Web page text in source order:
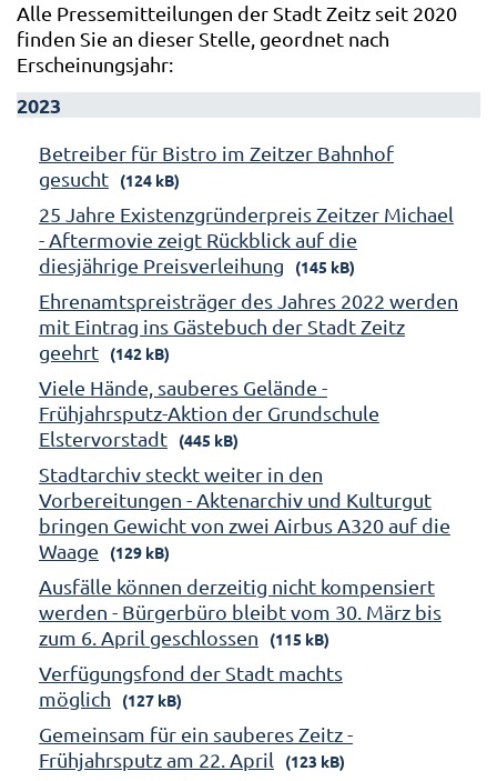
Alle Pressemitteilungen der Stadt Zeitz seit 2020
finden Sie an dieser Stelle, geordnet nach
Erscheinungsjahr:
2023
Betreiber für Bistro im Zeitzer Bahnhof
gesucht
(124 kB)
25 Jahre Existenzgründerpreis Zeitzer Michael
- Aftermovie zeigt Rückblick auf die
diesjährige Preisverleihung
(145 kB)
Ehrenamtspreisträger des Jahres 2022 werden
mit Eintrag ins Gästebuch der Stadt Zeitz
geehrt
(142 kB)
Viele Hände, sauberes Gelände -
Frühjahrsputz-Aktion der Grundschule
Elstervorstadt
(445 kB)
Stadtarchiv steckt weiter in den
Vorbereitungen - Aktenarchiv und Kulturgut
bringen Gewicht von zwei Airbus A320 auf die
Waage
(129 kB)
Ausfälle können derzeitig nicht kompensiert
werden - Bürgerbüro bleibt vom 30. März bis
zum 6. April geschlossen
(115 kB)
Verfügungsfond der Stadt machts
möglich
(127 kB)
Gemeinsam für ein sauberes Zeitz -
Frühjahrsputz am 22. April
(123 kB)